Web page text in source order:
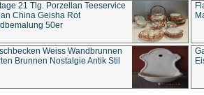
21 Tlg. Porzellan Teeservice
China Geisha Rot
50er
Weiss Wandbrunnen
Brunnen Nostalgie Antik Stil